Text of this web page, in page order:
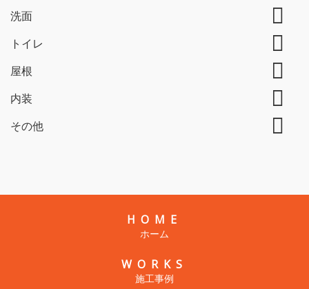
洗面
トイレ
屋根
内装
その他
HOME
ホーム
WORKS
施工事例